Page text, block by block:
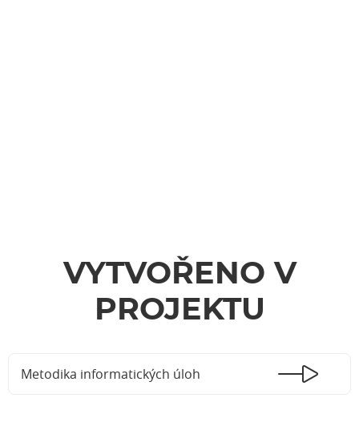
VYTVOŘENO V
PROJEKTU
Metodika informatických úloh